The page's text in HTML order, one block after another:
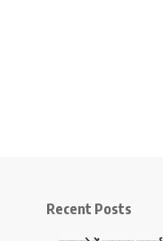
Recent Posts